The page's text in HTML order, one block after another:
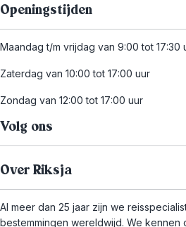
Openingstijden
Maandag t/m vrijdag van 9:00 tot 17:30
Zaterdag van 10:00 tot 17:00 uur
Zondag van 12:00 tot 17:00 uur
Volg ons
Over Riksja
Al meer dan 25 jaar zijn we
bestemmingen wereldwijd. We kennen